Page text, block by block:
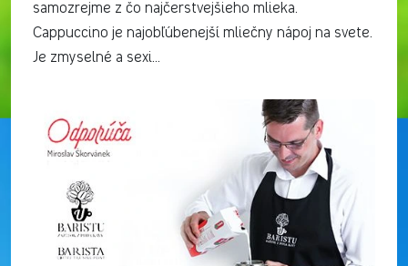
samozrejme z čo najčerstvejšieho mlieka.
Cappuccino je najobľúbenejší mliečny nápoj na svete.
Je zmyselné a sexi...